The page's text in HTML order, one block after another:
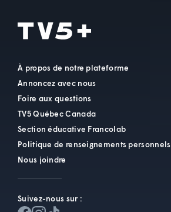
À propos de notre plateforme
Annoncez avec nous
Foire aux questions
TV5 Québec Canada
Section éducative Francolab
Politique de renseignements personnels
Nous joindre
Suivez-nous sur :